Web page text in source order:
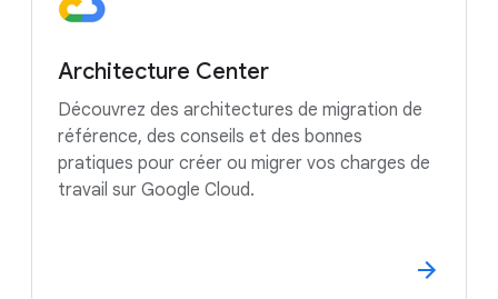
Architecture Center
Découvrez des architectures de migration de
référence, des conseils et des bonnes
pratiques pour créer ou migrer vos charges de
travail sur Google Cloud.